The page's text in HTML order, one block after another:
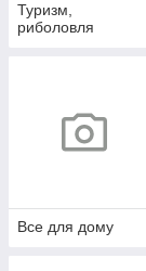
Туризм,
риболовля
Все для дому